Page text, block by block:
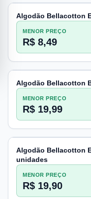
Algodão Bellacotton
MENOR PREÇO
R$ 8,49
Algodão Bellacotton
MENOR PREÇO
R$ 19,99
Algodão Bellacotton
unidades
MENOR PREÇO
R$ 19,90